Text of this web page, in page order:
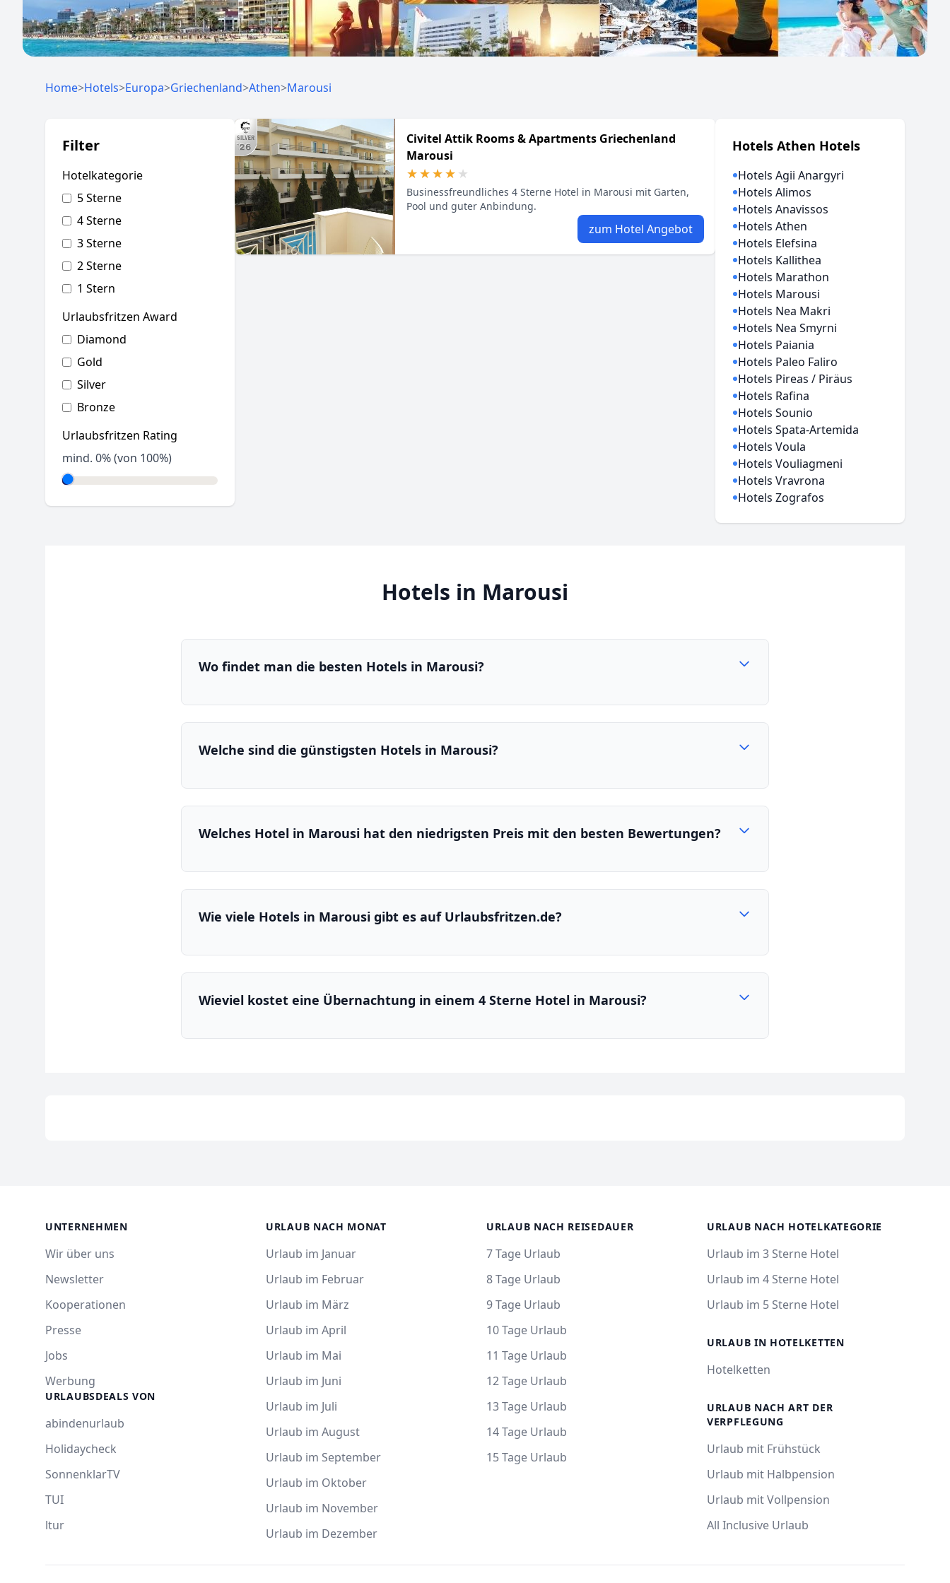
Home>Hotels>Europa>Griechenland>Athen>Marousi
Filter
Hotelkategorie
5 Sterne
4 Sterne
3 Sterne
2 Sterne
1 Stern
Urlaubsfritzen Award
Diamond
Gold
Silver
Bronze
Urlaubsfritzen Rating
mind. 0% (von 100%)
Civitel Attik Rooms & Apartments Griechenland
Marousi
★★★★★
★★★★★
Businessfreundliches 4 Sterne Hotel in Marousi mit Garten,
Pool und guter Anbindung.
zum Hotel Angebot
Hotels Athen Hotels
Hotels Agii Anargyri
Hotels Alimos
Hotels Anavissos
Hotels Athen
Hotels Elefsina
Hotels Kallithea
Hotels Marathon
Hotels Marousi
Hotels Nea Makri
Hotels Nea Smyrni
Hotels Paiania
Hotels Paleo Faliro
Hotels Pireas / Piräus
Hotels Rafina
Hotels Sounio
Hotels Spata-Artemida
Hotels Voula
Hotels Vouliagmeni
Hotels Vravrona
Hotels Zografos
Hotels in Marousi
Wo findet man die besten Hotels in Marousi?
Welche sind die günstigsten Hotels in Marousi?
Welches Hotel in Marousi hat den niedrigsten Preis mit den besten Bewertungen?
Wie viele Hotels in Marousi gibt es auf Urlaubsfritzen.de?
Wieviel kostet eine Übernachtung in einem 4 Sterne Hotel in Marousi?
UNTERNEHMEN
Wir über uns
Newsletter
Kooperationen
Presse
Jobs
Werbung
URLAUBSDEALS VON
abindenurlaub
Holidaycheck
SonnenklarTV
TUI
ltur
URLAUB NACH MONAT
Urlaub im Januar
Urlaub im Februar
Urlaub im März
Urlaub im April
Urlaub im Mai
Urlaub im Juni
Urlaub im Juli
Urlaub im August
Urlaub im September
Urlaub im Oktober
Urlaub im November
Urlaub im Dezember
URLAUB NACH REISEDAUER
7 Tage Urlaub
8 Tage Urlaub
9 Tage Urlaub
10 Tage Urlaub
11 Tage Urlaub
12 Tage Urlaub
13 Tage Urlaub
14 Tage Urlaub
15 Tage Urlaub
URLAUB NACH HOTELKATEGORIE
Urlaub im 3 Sterne Hotel
Urlaub im 4 Sterne Hotel
Urlaub im 5 Sterne Hotel
URLAUB IN HOTELKETTEN
Hotelketten
URLAUB NACH ART DER
VERPFLEGUNG
Urlaub mit Frühstück
Urlaub mit Halbpension
Urlaub mit Vollpension
All Inclusive Urlaub